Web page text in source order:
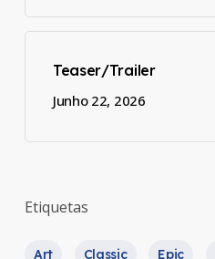
Teaser/Trailer
Junho 22, 2026
Etiquetas
Art Classic Epic